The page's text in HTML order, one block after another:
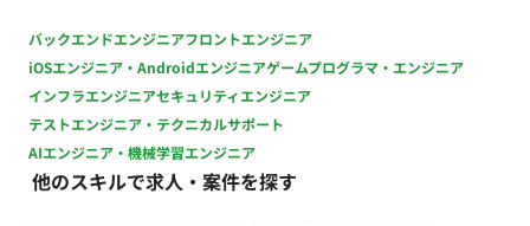
開発メンバーとの設計レビュー ・プロダクト改善提案 ■チーム
体制 ・開発組織：約10名規模 ・代表、開発責任者と近い距離で
開発を推進 ・少数精鋭のため、職種の垣根を超えて連携する環
境 ・事業サイドとのコミュニケーション機会が多く、顧客の声
を直接プロダクトへ反映可能 ■開発環境 言語：Python、Go、C
／C++、TypeScript フレームワーク：FastAPI、Flask、Gin、
バックエンドエンジニアフロントエンジニア
iOSエンジニア・Androidエンジニアゲームプログラマ・エンジニア
インフラエンジニアセキュリティエンジニア
テストエンジニア・テクニカルサポート
AIエンジニア・機械学習エンジニア
他のスキルで求人・案件を探す